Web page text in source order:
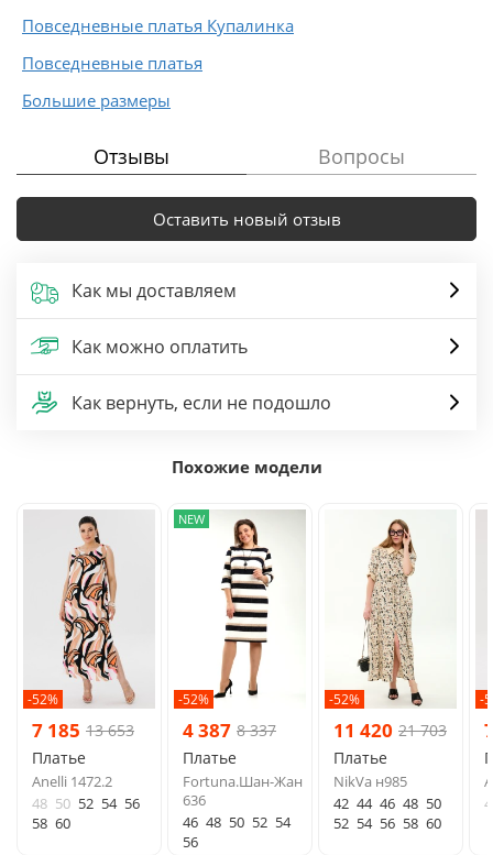
Повседневные платья Купалинка
Повседневные платья
Большие размеры
Отзывы Вопросы
Оставить новый отзыв
Как мы доставляем
Как можно оплатить
Как вернуть, если не подошло
Похожие модели
-52%
7 185 13 653
Платье
Anelli 1472.2
48 50 52 54 56
58 60
NEW
-52%
4 387 8 337
Платье
Fortuna.Шан-Жан
636
46 48 50 52 54
56
-52%
11 420 21 703
Платье
NikVa н985
42 44 46 48 50
52 54 56 58 60
-